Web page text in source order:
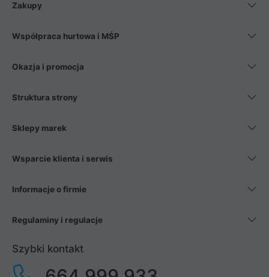
Zakupy
Współpraca hurtowa i MŚP
Okazja i promocja
Struktura strony
Sklepy marek
Wsparcie klienta i serwis
Informacje o firmie
Regulaminy i regulacje
Szybki kontakt